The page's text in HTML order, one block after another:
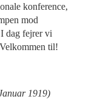
konference,
mod
dag fejrer vi
til!
1919)